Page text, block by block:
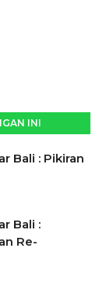
INI
Bali : Pikiran
Bali :
Re-